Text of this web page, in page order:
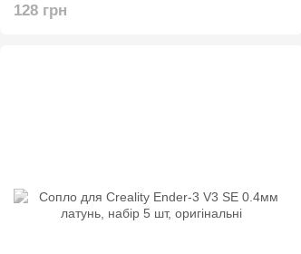
128 грн